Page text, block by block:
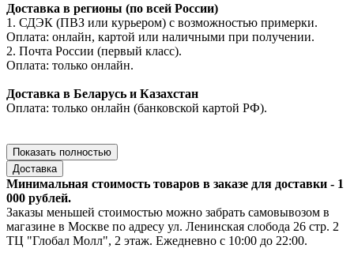
Доставка в регионы (по всей России)
1. СДЭК (ПВЗ или курьером) с возможностью примерки.
Оплата: онлайн, картой или наличными при получении.
2. Почта России (первый класс).
Оплата: только онлайн.
Доставка в Беларусь и Казахстан
Оплата: только онлайн (банковской картой РФ).
Показать полностью
Доставка
Минимальная стоимость товаров в заказе для доставки - 1
000 рублей.
Заказы меньшей стоимостью можно забрать самовывозом в
магазине в Москве по адресу ул. Ленинская слобода 26 стр. 2
ТЦ "Глобал Молл", 2 этаж. Ежедневно с 10:00 до 22:00.